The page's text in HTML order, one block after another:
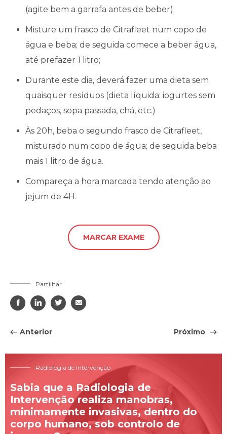
(agite bem a garrafa antes de beber);
Misture um frasco de Citrafleet num copo de
água e beba; de seguida comece a beber água,
até prefazer 1 litro;
Durante este dia, deverá fazer uma dieta sem
quaisquer resíduos (dieta líquida: iogurtes sem
pedaços, sopa passada, chá, etc.)
Às 20h, beba o segundo frasco de Citrafleet,
misturado num copo de água; de seguida beba
mais 1 litro de água.
Compareça a hora marcada tendo atenção ao
jejum de 4H.
MARCAR EXAME
Partilhar
   
Anterior Próximo
Radiologia de Intervenção
Sabia que a Radiologia de
Intervenção realiza manobras,
minimamente invasivas, dentro do
corpo humano, sob controlo de